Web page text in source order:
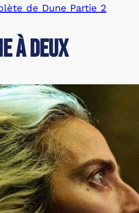
de Dune Partie 2
à Deux